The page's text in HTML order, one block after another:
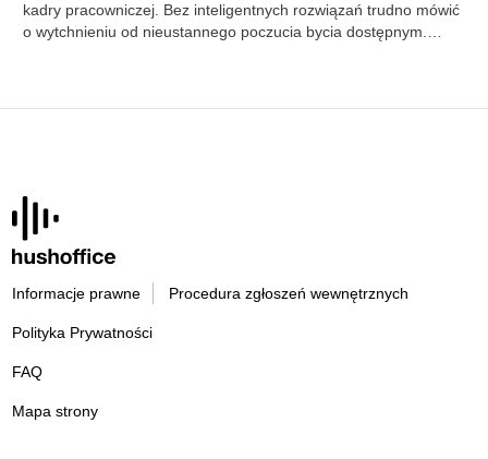
kadry pracowniczej. Bez inteligentnych rozwiązań trudno mówić
o wytchnieniu od nieustannego poczucia bycia dostępnym.…
Informacje prawne Procedura zgłoszeń wewnętrznych
Polityka Prywatności
FAQ
Mapa strony